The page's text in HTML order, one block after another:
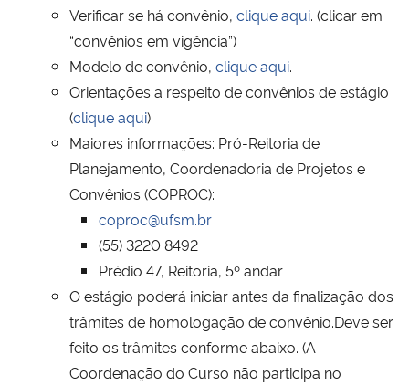
Verificar se há convênio, clique aqui. (clicar em
“convênios em vigência”)
Modelo de convênio, clique aqui.
Orientações a respeito de convênios de estágio
(clique aqui):
Maiores informações: Pró-Reitoria de
Planejamento, Coordenadoria de Projetos e
Convênios (COPROC):
coproc@ufsm.br
(55) 3220 8492
Prédio 47, Reitoria, 5º andar
O estágio poderá iniciar antes da finalização dos
trâmites de homologação de convênio.Deve ser
feito os trâmites conforme abaixo. (A
Coordenação do Curso não participa no